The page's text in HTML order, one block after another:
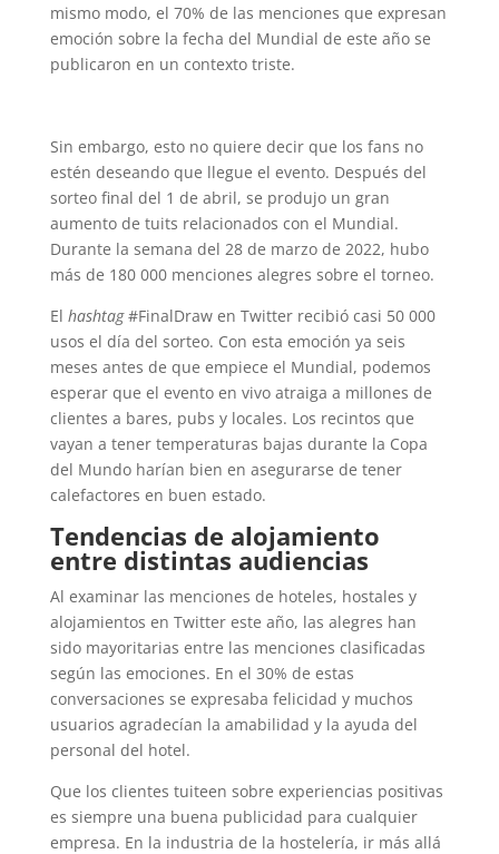
mismo modo, el 70% de las menciones que expresan
emoción sobre la fecha del Mundial de este año se
publicaron en un contexto triste.
Sin embargo, esto no quiere decir que los fans no
estén deseando que llegue el evento. Después del
sorteo final del 1 de abril, se produjo un gran
aumento de tuits relacionados con el Mundial.
Durante la semana del 28 de marzo de 2022, hubo
más de 180 000 menciones alegres sobre el torneo.
El hashtag#FinalDraw en Twitter recibió casi 50 000
usos el día del sorteo. Con esta emoción ya seis
meses antes de que empiece el Mundial, podemos
esperar que el evento en vivo atraiga a millones de
clientes a bares, pubs y locales. Los recintos que
vayan a tener temperaturas bajas durante la Copa
del Mundo harían bien en asegurarse de tener
calefactores en buen estado.
Tendencias de alojamiento
entre distintas audiencias
Al examinar las menciones de hoteles, hostales y
alojamientos en Twitter este año, las alegres han
sido mayoritarias entre las menciones clasificadas
según las emociones. En el 30% de estas
conversaciones se expresaba felicidad y muchos
usuarios agradecían la amabilidad y la ayuda del
personal del hotel.
Que los clientes tuiteen sobre experiencias positivas
es siempre una buena publicidad para cualquier
empresa. En la industria de la hostelería, ir más allá